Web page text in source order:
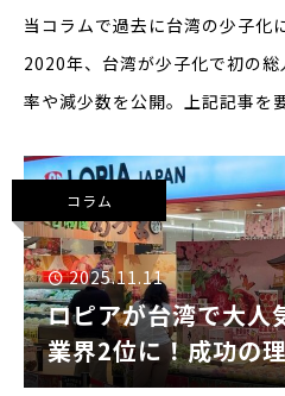
当コラムで過去に台湾の少子化
2020年、台湾が少子化で初の
率や減少数を公開。上記記事を
去最低）死亡数：17
コラム
2025.11.11
ロピアが台湾で大人
業界2位に！成功の